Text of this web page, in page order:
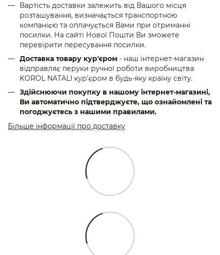
Вартість доставки залежить від Вашого місця
розташування, визначається транспортною
компанією та оплачується Вами при отриманні
посилки. На сайті Нової Пошти Ви зможете
перевірити пересування посилки.
Доставка товару кур'єром - наш інтернет-магазин
відправляє перуки ручної роботи виробництва
KOROL NATALI кур'єром в будь-яку країну світу.
Здійснюючи покупку в нашому інтернет-магазині,
Ви автоматично підтверджуєте, що ознайомлені та
погоджуєтесь з нашими правилами.
Більше інформації про доставку